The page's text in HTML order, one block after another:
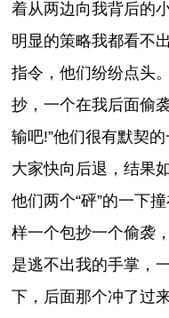
着从两边向我背后的
明显的策略我都看不
指令，他们纷纷点头
抄，一个在我后面偷
输吧!”他们很有默契
大家快向后退，结果
他们两个“砰”的一下
样一个包抄一个偷袭
是逃不出我的手掌，
下，后面那个冲了过